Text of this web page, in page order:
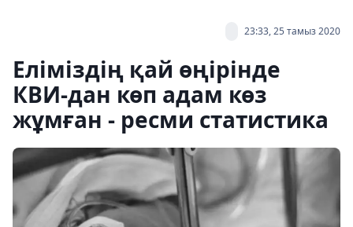
23:33, 25 тамыз 2020
Еліміздің қай өңірінде
КВИ-дан көп адам көз
жұмған - ресми статистика